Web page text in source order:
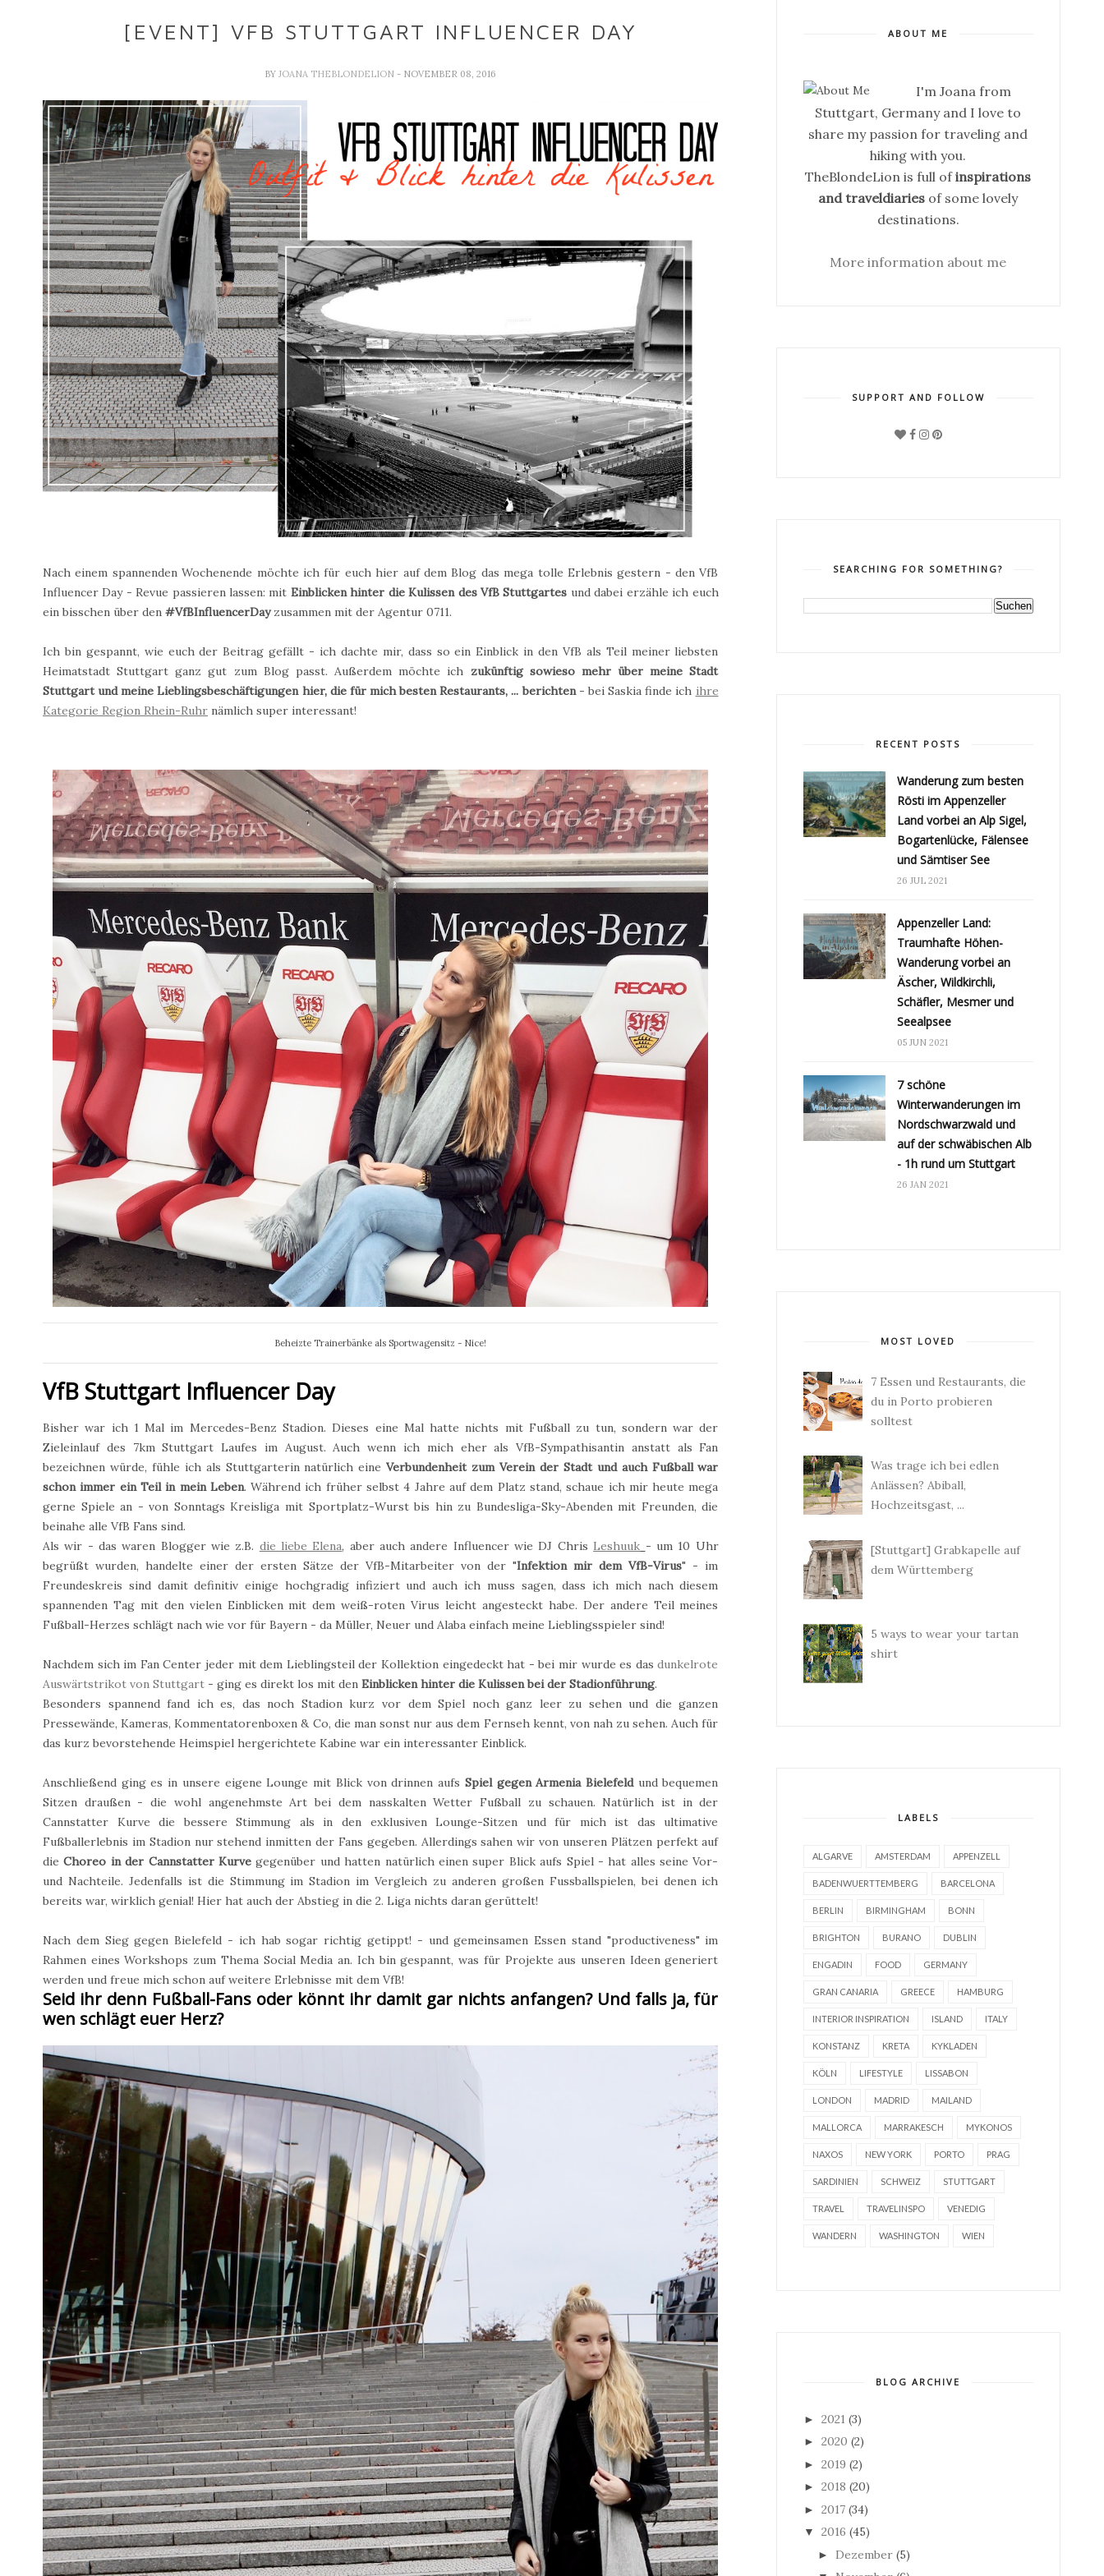
[EVENT] VFB STUTTGART INFLUENCER DAY
BYJOANA THEBLONDELION - NOVEMBER 08, 2016
Nach einem spannenden Wochenende möchte ich für euch hier auf dem Blog das mega tolle Erlebnis gestern - den VfB
Influencer Day - Revue passieren lassen: mit Einblicken hinter die Kulissen des VfB Stuttgartes und dabei erzähle ich euch
ein bisschen über den #VfBInfluencerDayzusammen mit der Agentur 0711.
Ich bin gespannt, wie euch der Beitrag gefällt - ich dachte mir, dass so ein Einblick in den VfB als Teil meiner liebsten
Heimatstadt Stuttgart ganz gut zum Blog passt. Außerdem möchte ich zukünftig sowieso mehr über meine Stadt
Stuttgart und meine Lieblingsbeschäftigungen hier, die für mich besten Restaurants, ... berichten- bei Saskia finde ich ihre
Kategorie Region Rhein-Ruhr nämlich super interessant!
Beheizte Trainerbänke als Sportwagensitz - Nice!
VfB Stuttgart Influencer Day
Bisher war ich 1 Mal im Mercedes-Benz Stadion. Dieses eine Mal hatte nichts mit Fußball zu tun, sondern war der
Zieleinlauf des 7km Stuttgart Laufes im August. Auch wenn ich mich eher als VfB-Sympathisantin anstatt als Fan
bezeichnen würde, fühle ich als Stuttgarterin natürlich eineVerbundenheit zum Verein der Stadt und auch Fußball war
schon immer ein Teil in mein Leben. Während ich früher selbst 4 Jahre auf dem Platz stand, schaue ich mir heute mega
gerne Spiele an - von Sonntags Kreisliga mit Sportplatz-Wurst bis hin zu Bundesliga-Sky-Abenden mit Freunden, die
beinahe alle VfB Fans sind.
Als wir - das waren Blogger wie z.B. die liebe Elena, aber auch andere Influencer wie DJ Chris Leshuuk - um 10 Uhr
begrüßt wurden, handelte einer der ersten Sätze der VfB-Mitarbeiter von der "Infektion mir dem VfB-Virus" - im
Freundeskreis sind damit definitiv einige hochgradig infiziert und auch ich muss sagen, dass ich mich nach diesem
spannenden Tag mit den vielen Einblicken mit dem weiß-roten Virus leicht angesteckt habe. Der andere Teil meines
Fußball-Herzes schlägt nach wie vor für Bayern - da Müller, Neuer und Alaba einfach meine Lieblingsspieler sind!
Nachdem sich im Fan Center jeder mit dem Lieblingsteil der Kollektion eingedeckt hat - bei mir wurde es dasdunkelrote
Auswärtstrikot von Stuttgart - ging es direkt los mit den Einblicken hinter die Kulissen bei der Stadionführung.
Besonders spannend fand ich es, das noch Stadion kurz vor dem Spiel noch ganz leer zu sehen und die ganzen
Pressewände, Kameras, Kommentatorenboxen & Co, die man sonst nur aus dem Fernseh kennt, von nah zu sehen. Auch für
das kurz bevorstehende Heimspiel hergerichtete Kabine war ein interessanter Einblick.
Anschließend ging es in unsere eigene Lounge mit Blick von drinnen aufs Spiel gegen Armenia Bielefeldund bequemen
Sitzen draußen - die wohl angenehmste Art bei dem nasskalten Wetter Fußball zu schauen. Natürlich ist in der
Cannstatter Kurve die bessere Stimmung als in den exklusiven Lounge-Sitzen und für mich ist das ultimative
Fußballerlebnis im Stadion nur stehend inmitten der Fans gegeben. Allerdings sahen wir von unseren Plätzen perfekt auf
dieChoreo in der Cannstatter Kurvegegenüber und hatten natürlich einen super Blick aufs Spiel - hat alles seine Vor-
und Nachteile. Jedenfalls ist die Stimmung im Stadion im Vergleich zu anderen großen Fussballspielen, bei denen ich
bereits war, wirklich genial! Hier hat auch der Abstieg in die 2. Liga nichts daran gerüttelt!
Nach dem Sieg gegen Bielefeld - ich hab sogar richtig getippt! - und gemeinsamen Essen stand "productiveness" im
Rahmen eines Workshops zum Thema Social Media an. Ich bin gespannt, was für Projekte aus unseren Ideen generiert
werden und freue mich schon auf weitere Erlebnisse mit dem VfB!
Seid ihr denn Fußball-Fans oder könnt ihr damit gar nichts anfangen? Und falls ja, für
wen schlägt euer Herz?
ABOUT ME
I'm Joana from
Stuttgart, Germany and I love to
share my passion for traveling and
hiking with you.
TheBlondeLion is full ofinspirations
and traveldiaries of some lovely
destinations.
More information about me
SUPPORT AND FOLLOW
SEARCHING FOR SOMETHING?
RECENT POSTS
Wanderung zum besten
Rösti im Appenzeller
Land vorbei an Alp Sigel,
Bogartenlücke, Fälensee
und Sämtiser See
26 JUL 2021
Appenzeller Land:
Traumhafte Höhen-
Wanderung vorbei an
Äscher, Wildkirchli,
Schäfler, Mesmer und
Seealpsee
05 JUN 2021
7 schöne
Winterwanderungen im
Nordschwarzwald und
auf der schwäbischen Alb
- 1h rund um Stuttgart
26 JAN 2021
MOST LOVED
7 Essen und Restaurants, die
du in Porto probieren
solltest
Was trage ich bei edlen
Anlässen? Abiball,
Hochzeitsgast, ...
[Stuttgart] Grabkapelle auf
dem Württemberg
5 ways to wear your tartan
shirt
LABELS
ALGARVE AMSTERDAM APPENZELL
BADENWUERTTEMBERG BARCELONA
BERLIN BIRMINGHAM BONN
BRIGHTON BURANO DUBLIN
ENGADIN FOOD GERMANY
GRAN CANARIA GREECE HAMBURG
INTERIOR INSPIRATION ISLAND ITALY
KONSTANZ KRETA KYKLADEN
KÖLN LIFESTYLE LISSABON
LONDON MADRID MAILAND
MALLORCA MARRAKESCH MYKONOS
NAXOS NEW YORK PORTO PRAG
SARDINIEN SCHWEIZ STUTTGART
TRAVEL TRAVELINSPO VENEDIG
WANDERN WASHINGTON WIEN
BLOG ARCHIVE
► 2021 (3)
► 2020 (2)
► 2019 (2)
► 2018 (20)
► 2017 (34)
▼ 2016 (45)
► Dezember (5)